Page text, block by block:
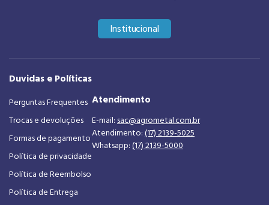
Institucional
Duvidas e Políticas
Perguntas Frequentes
Trocas e devoluções
Formas de pagamento
Política de privacidade
Política de Reembolso
Política de Entrega
Atendimento
E-mail: sac@agrometal.com.br
Atendimento: (17) 2139-5025
Whatsapp: (17) 2139-5000